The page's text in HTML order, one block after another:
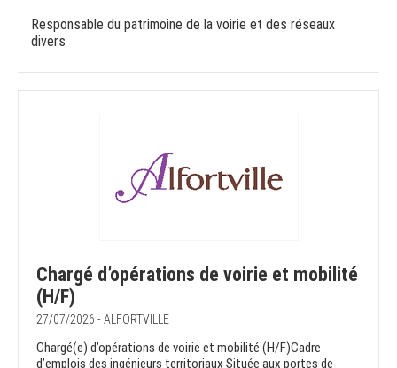
Responsable du patrimoine de la voirie et des réseaux
divers
Chargé d’opérations de voirie et mobilité
(H/F)
27/07/2026 - ALFORTVILLE
Chargé(e) d’opérations de voirie et mobilité (H/F)Cadre
d’emplois des ingénieurs territoriaux Située aux portes de